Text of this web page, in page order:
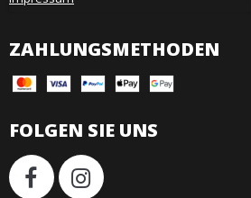
ZAHLUNGSMETHODEN
FOLGEN SIE UNS